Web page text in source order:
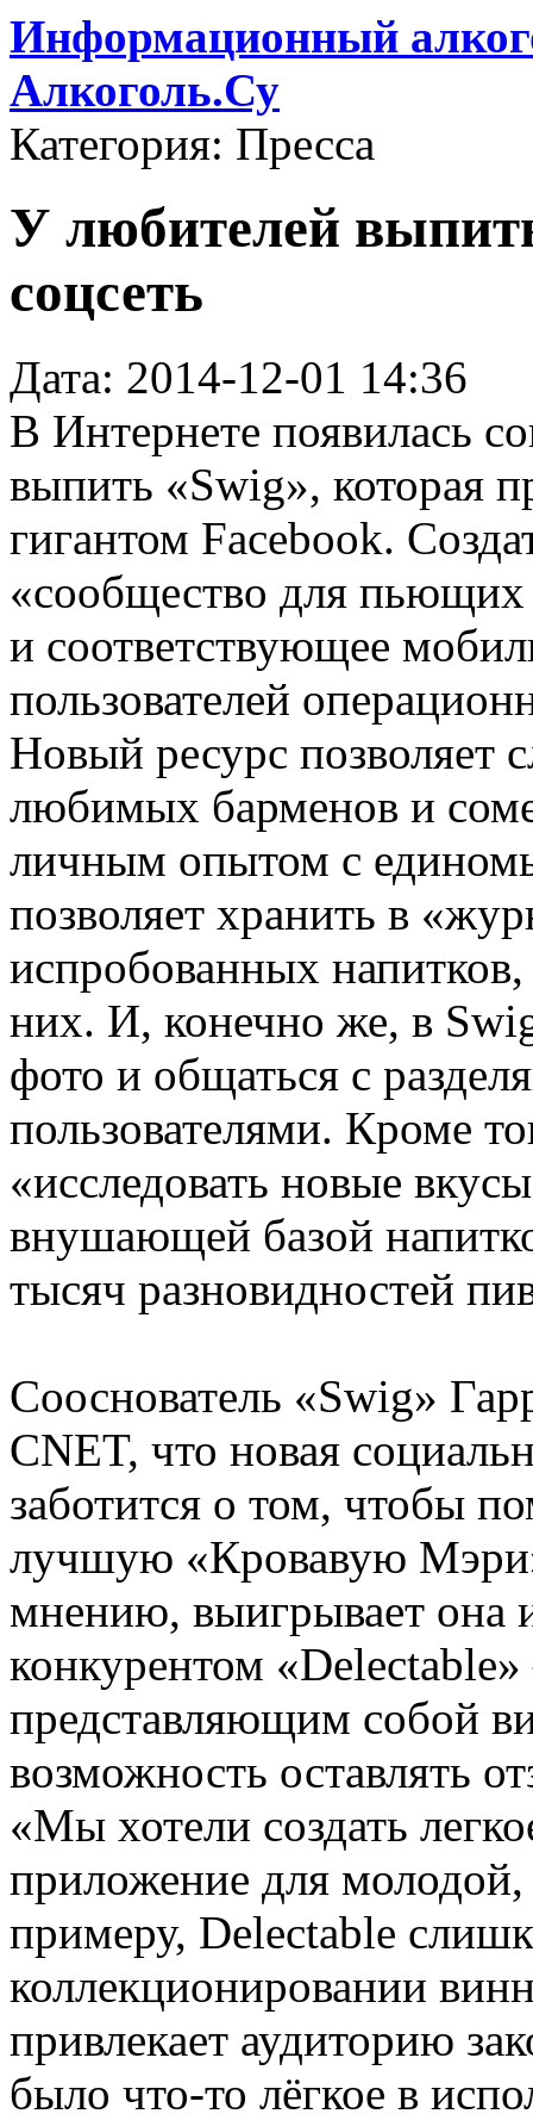
Информационный
Алкоголь.Су
Категория: Пресса
У любителей
соцсеть
Дата: 2014-12-01 14:36
В Интернете появилась
выпить «Swig», которая
гигантом Facebook.
«сообщество для пьющих
и соответствующее
пользователей
Новый ресурс позволяет
любимых барменов и
личным опытом с
позволяет хранить в
испробованных
них. И, конечно же, в
фото и общаться с
пользователями. Кроме
«исследовать новые
внушающей базой
тысяч разновидностей
Сооснователь «Swig»
CNET, что новая
заботится о том, чтобы
лучшую «Кровавую
мнению, выигрывает она
конкурентом
представляющим собой
возможность оставлять
«Мы хотели создать
приложение для
примеру, Delectable
коллекционировании
привлекает аудиторию
было что-то лёгкое в